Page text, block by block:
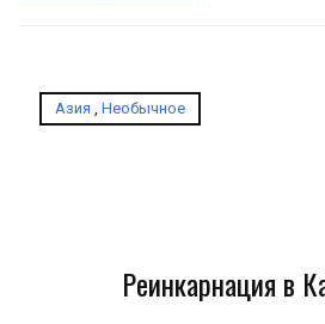
Азия Необычное
Реинкарнация в